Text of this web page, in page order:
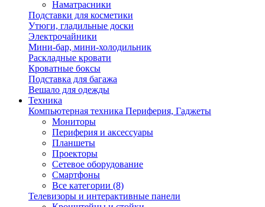
Наматрасники
Подставки для косметики
Утюги, гладильные доски
Электрочайники
Мини-бар, мини-холодильник
Раскладные кровати
Кроватные боксы
Подставка для багажа
Вешало для одежды
Техника
Компьютерная техника Периферия, Гаджеты
Мониторы
Периферия и аксессуары
Планшеты
Проекторы
Сетевое оборудование
Смартфоны
Все категории (8)
Телевизоры и интерактивные панели